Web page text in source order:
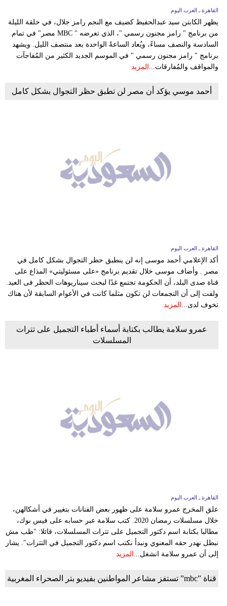
القاهرة ـ العرب اليوم
يظهر الكابتن سيد عبدالحفيظ كضيف مع النجم رامز جلال، في حلقة الليلة
من برنامج " رامز مجنون رسمي "، الذي تعرضه " MBC مصر" في تمام
السادسة والنصف مساءً، ويُعاد الساعةً الواحدة بعد منتصف الليل. ويشهد
برنامج " رامز مجنون رسمي " في الموسم الجديد الكثير من المُفاجآت
والمواقف والمُفارقات... المزيد
أحمد موسي يؤكد أن مصر لن تطبق حظر التجوال بشكل كامل
القاهرة ـ العرب اليوم
أكد الإعلامي أحمد موسى إنه لن ينطبق حظر التجوال بشكل كامل في
مصر . وأضاف موسى خلال تقديم برنامج «على مسئوليتي» المذاع على
قناة صدى البلد، أن الحكومة تجتمع غدًا لبحث سيناريوهات الحظر فى العيد.
ولفت إلى أن التجمعات لن تكون مثلما كانت في الأعوام السابقة لأن هناك
تخوف لدى...
المزيد
عمرو سلامة يطالب بكتابة أسماء أطباء التجميل على تترات
المسلسلات
القاهرة ـ العرب اليوم
علق المخرج عمرو سلامة على ظهور بعض الفنانات بتغيير في أشكالهن،
خلال مسلسلات رمضان 2020. كتب سلامة عبر حسابه على فيس بوك،
مطالبا بكتابة اسم دكتور التجميل على تترات المسلسلات، قائلا: "طب مش
نبطل نهدر حقه المعنوي ونبدأ نكتب اسم دكتور التجميل في التترات". يشار
إلى أن عمرو سلامة انشغل...
المزيد
قناة ”mbc” تستفز مشاعر المواطنين بفيديو بتر الصحراء المغربية